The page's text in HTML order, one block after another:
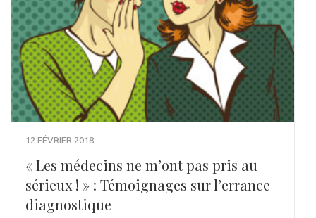
12 FÉVRIER 2018
« Les médecins ne m’ont pas pris au
sérieux ! » : Témoignages sur l’errance
diagnostique